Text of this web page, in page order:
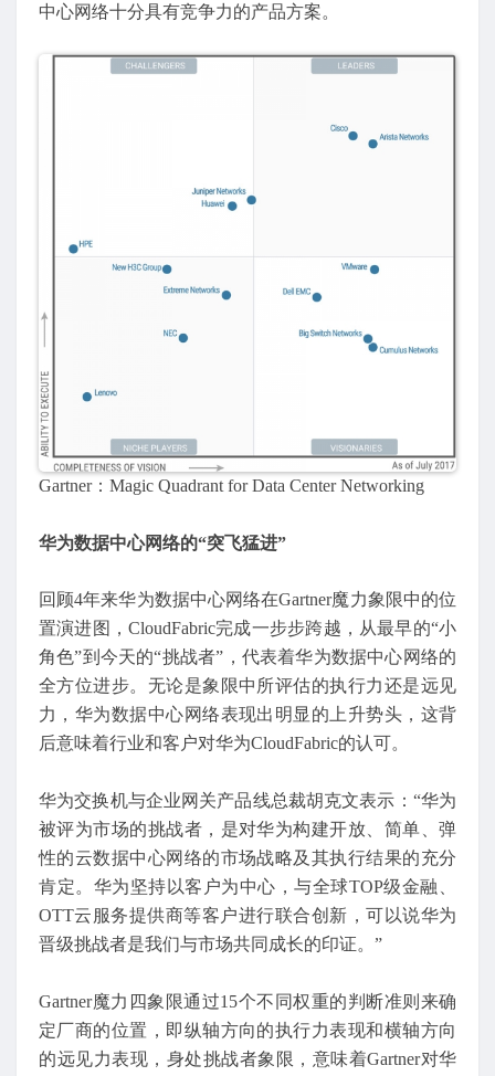
中心网络十分具有竞争力的产品方案。
Gartner：Magic Quadrant for Data Center Networking
华为数据中心网络的“突飞猛进”
回顾4年来华为数据中心网络在Gartner魔力象限中的位
置演进图，CloudFabric完成一步步跨越，从最早的“小
角色”到今天的“挑战者”，代表着华为数据中心网络的
全方位进步。无论是象限中所评估的执行力还是远见
力，华为数据中心网络表现出明显的上升势头，这背
后意味着行业和客户对华为CloudFabric的认可。
华为交换机与企业网关产品线总裁胡克文表示：“华为
被评为市场的挑战者，是对华为构建开放、简单、弹
性的云数据中心网络的市场战略及其执行结果的充分
肯定。华为坚持以客户为中心，与全球TOP级金融、
OTT云服务提供商等客户进行联合创新，可以说华为
晋级挑战者是我们与市场共同成长的印证。”
Gartner魔力四象限通过15个不同权重的判断准则来确
定厂商的位置，即纵轴方向的执行力表现和横轴方向
的远见力表现，身处挑战者象限，意味着Gartner对华